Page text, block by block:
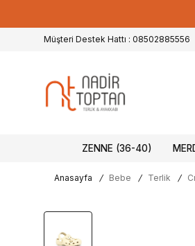
Müşteri Destek Hattı : 08502885556
ZENNE (36-40)
Anasayfa / Bebe / Terlik /